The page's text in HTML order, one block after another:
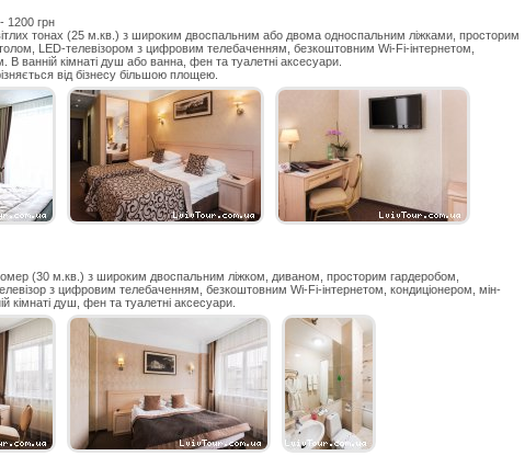
- 1200 грн
тонах (25 м.кв.) з широким двоспальним або двома односпальним ліжками, просторим
LED-телевізором з цифровим телебаченням, безкоштовним Wi-Fi-інтернетом,
ванній кімнаті душ або ванна, фен та туалетні аксесуари.
від бізнесу більшою площею.
(30 м.кв.) з широким двоспальним ліжком, диваном, просторим гардеробом,
з цифровим телебаченням, безкоштовним Wi-Fi-інтернетом, кондиціонером, мін-
кімнаті душ, фен та туалетні аксесуари.